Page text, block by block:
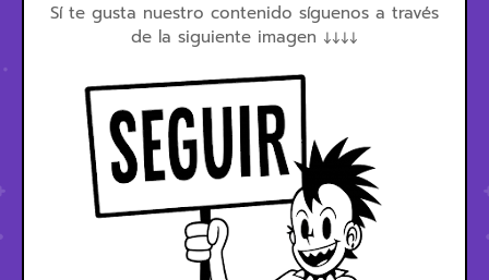
Sí te gusta nuestro contenido síguenos a través
de la siguiente imagen ↓↓↓↓